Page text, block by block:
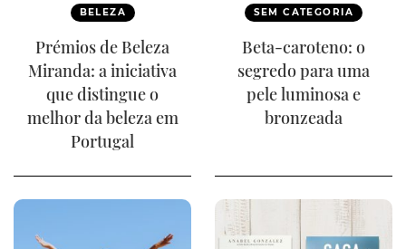
BELEZA
Prémios de Beleza
Miranda: a iniciativa
que distingue o
melhor da beleza em
Portugal
SEM CATEGORIA
Beta-caroteno: o
segredo para uma
pele luminosa e
bronzeada